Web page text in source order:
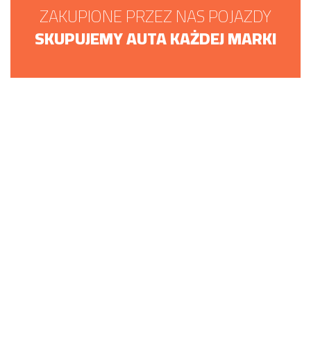
ZAKUPIONE PRZEZ NAS POJAZDY
SKUPUJEMY AUTA KAŻDEJ MARKI